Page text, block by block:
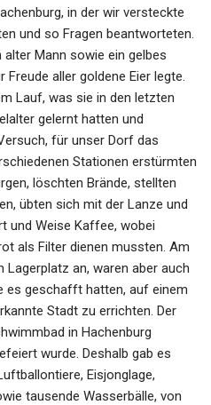
in der wir versteckte
und so Fragen beantworteten.
Mann sowie ein gelbes
aller goldene Eier legte.
Lauf, was sie in den letzten
gelernt hatten und
für unser Dorf das
Stationen erstürmten
löschten Brände, stellten
übten sich mit der Lanze und
und Weise Kaffee, wobei
als Filter dienen mussten. Am
an, waren aber auch
es geschafft hatten, auf einem
Stadt zu errichten. Der
in Hachenburg
wurde. Deshalb gab es
Eisjonglage,
tausende Wasserbälle, von